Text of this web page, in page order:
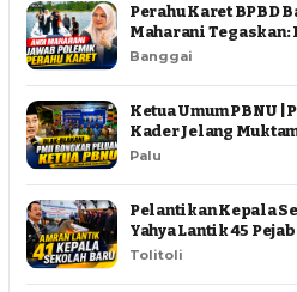
Perahu Karet BPBD
Maharani Tegaskan:
Banggai
Ketua Umum PBNU |
Kader Jelang
Palu
Pelantikan Kepala
Yahya Lantik 45
Tolitoli